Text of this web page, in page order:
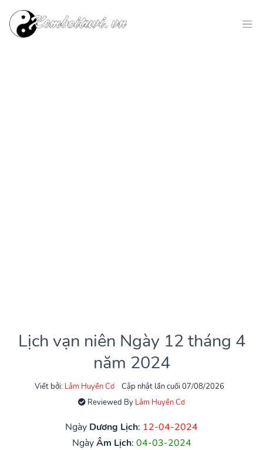
Lịch vạn niên Ngày 12 tháng 4
năm 2024
Viết bởi: Lâm Huyền Cơ
Cập nhật lần cuối 07/08/2026
Reviewed By Lâm Huyền Cơ
Ngày Dương Lịch: 12-04-2024
NgàyÂm Lịch: 04-03-2024